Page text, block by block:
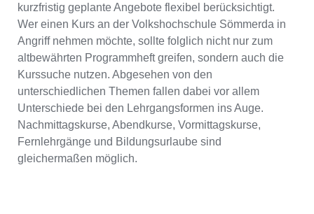
kurzfristig geplante Angebote flexibel berücksichtigt.
Wer einen Kurs an der Volkshochschule Sömmerda in
Angriff nehmen möchte, sollte folglich nicht nur zum
altbewährten Programmheft greifen, sondern auch die
Kurssuche nutzen. Abgesehen von den
unterschiedlichen Themen fallen dabei vor allem
Unterschiede bei den Lehrgangsformen ins Auge.
Nachmittagskurse, Abendkurse, Vormittagskurse,
Fernlehrgänge und Bildungsurlaube sind
gleichermaßen möglich.